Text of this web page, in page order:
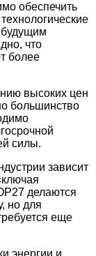
обеспечить
будущим
что
более
высоких цен
большинство
силы.
зависит
делаются
но для
еще